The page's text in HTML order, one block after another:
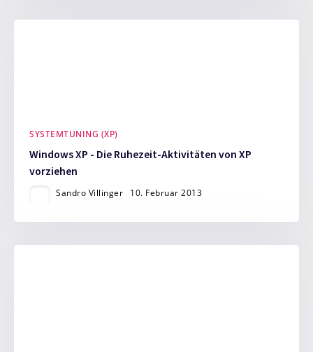
SYSTEMTUNING (XP)
Windows XP - Die Ruhezeit-Aktivitäten von XP
vorziehen
Sandro Villinger 10. Februar 2013